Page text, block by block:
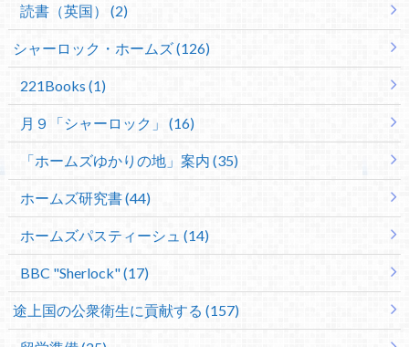
読書（英国） (2)
シャーロック・ホームズ (126)
221Books (1)
月９「シャーロック」 (16)
「ホームズゆかりの地」案内 (35)
ホームズ研究書 (44)
ホームズパスティーシュ (14)
BBC "Sherlock" (17)
途上国の公衆衛生に貢献する (157)